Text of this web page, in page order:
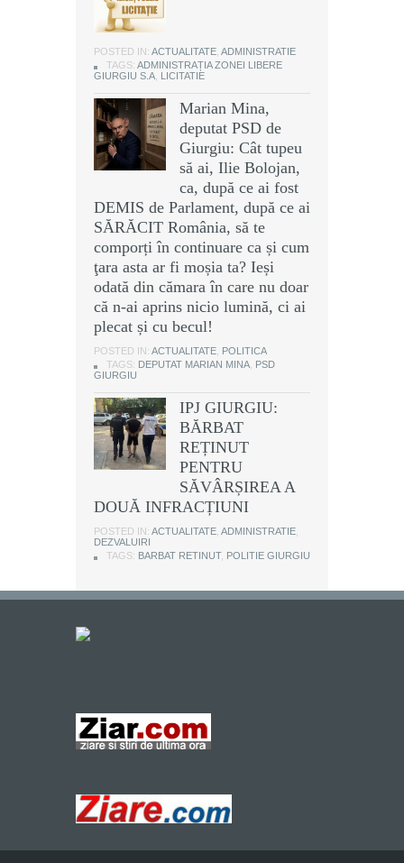
POSTED IN: ACTUALITATE ADMINISTRATIE
TAGS: ADMINISTRAȚIA ZONEI LIBERE
GIURGIU S.A LICITATIE
Marian Mina,
deputat PSD de
Giurgiu: Cât tupeu
să ai, Ilie Bolojan,
ca, după ce ai fost
DEMIS de Parlament, după ce ai
SĂRĂCIT România, să te
comporți în continuare ca și cum
ţara asta ar fi moșia ta? Ieși
odată din cămara în care nu doar
că n-ai aprins nicio lumină, ci ai
plecat și cu becul!
POSTED IN: ACTUALITATE POLITICA
TAGS: DEPUTAT MARIAN MINA PSD
GIURGIU
IPJ GIURGIU:
BĂRBAT
REȚINUT
PENTRU
SĂVÂRȘIREA A
DOUĂ INFRACȚIUNI
POSTED IN: ACTUALITATE ADMINISTRATIE
DEZVALUIRI
TAGS: BARBAT RETINUT, POLITIE GIURGIU